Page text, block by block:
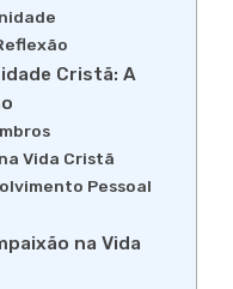
Cristã: A
Vida Cristã
Pessoal
na Vida